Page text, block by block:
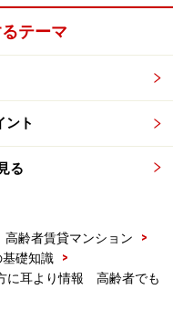
テーマ
ント
る
高齢者賃貸マンション
>
礎知識
>
に耳より情報 高齢者でも